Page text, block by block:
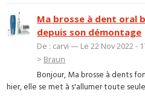
Ma brosse à dent oral
depuis son démontage
De : carvi — Le 22 Nov 2022 -
> Braun
Bonjour, Ma brosse à dents
hier, elle se met à s'allumer toute